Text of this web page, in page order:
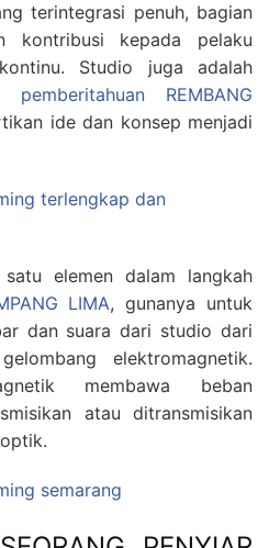
terintegrasi penuh, bagian
kontribusi kepada pelaku
Studio juga adalah
pemberitahuan REMBANG
ide dan konsep menjadi
terlengkap dan
elemen dalam langkah
LIMA, gunanya untuk
dan suara dari studio dari
elektromagnetik.
membawa beban
atau ditransmisikan
semarang